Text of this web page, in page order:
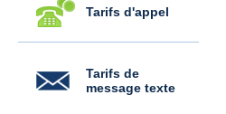
Tarifs d'appel
Tarifs de
message texte